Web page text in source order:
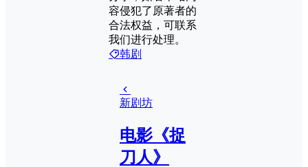
容侵犯了原著者的
合法权益，可联系
我们进行处理。
韩剧
新剧坊
电影《捉
刀人》